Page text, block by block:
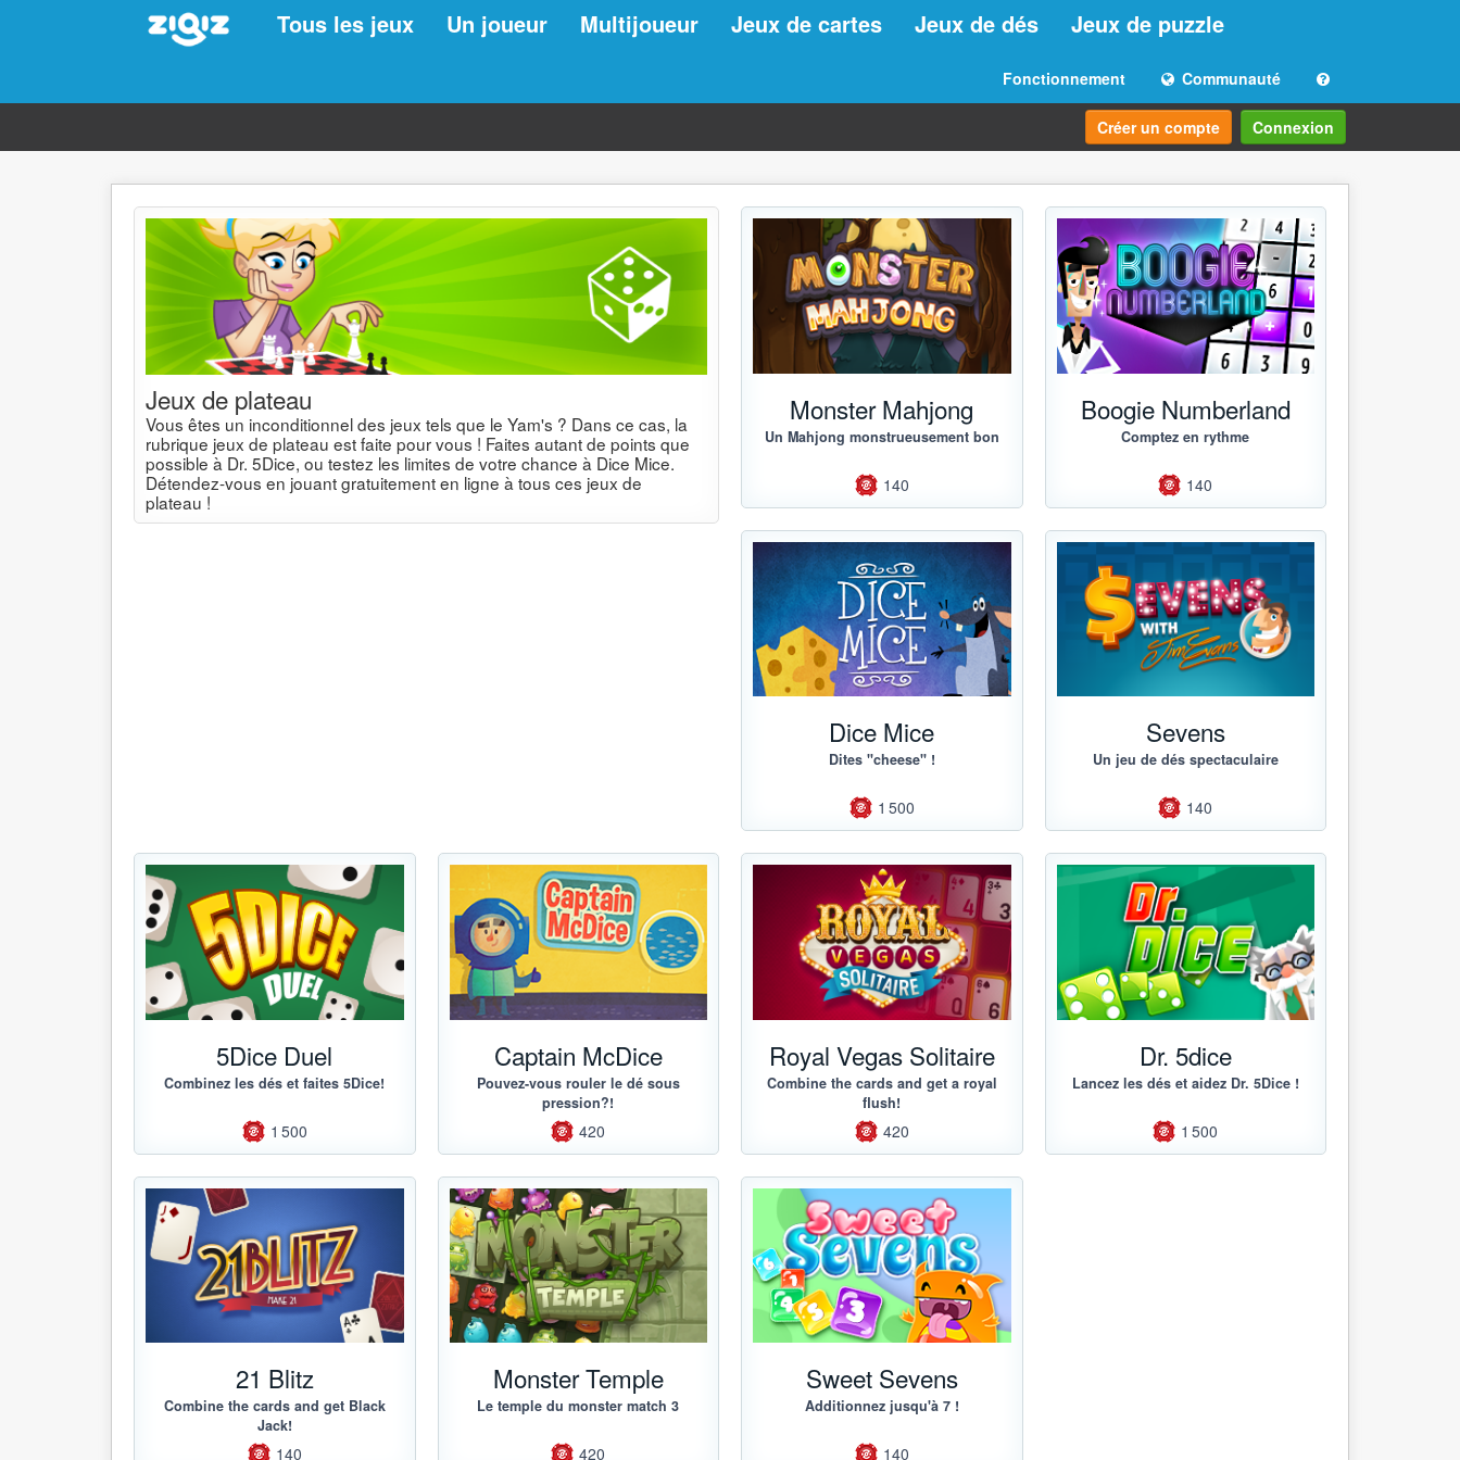
Tous les jeux Un joueur Multijoueur Jeux de cartes Jeux de dés Jeux de puzzle
Fonctionnement Communauté
Créer un compte Connexion
Jeux de plateau
Vous êtes un inconditionnel des jeux tels que le Yam's ? Dans ce cas, la
rubrique jeux de plateau est faite pour vous ! Faites autant de points que
possible à Dr. 5Dice, ou testez les limites de votre chance à Dice Mice.
Détendez-vous en jouant gratuitement en ligne à tous ces jeux de
plateau !
Monster Mahjong
Un Mahjong monstrueusement bon
140
Boogie Numberland
Comptez en rythme
140
Dice Mice
Dites "cheese" !
1 500
Sevens
Un jeu de dés spectaculaire
140
5Dice Duel
Combinez les dés et faites 5Dice!
1 500
Captain McDice
Pouvez-vous rouler le dé sous
pression?!
420
Royal Vegas Solitaire
Combine the cards and get a royal
flush!
420
Dr. 5dice
Lancez les dés et aidez Dr. 5Dice !
1 500
21 Blitz
Combine the cards and get Black
Jack!
140
Monster Temple
Le temple du monster match 3
420
Sweet Sevens
Additionnez jusqu'à 7 !
140